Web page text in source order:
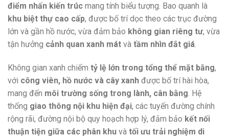
điểm nhấn kiến trúc mang tính biểu tượng. Bao quanh là
khu biệt thự cao cấp, được bố trí dọc theo các trục đường
lớn và gần hồ nước, vừa đảm bảo không gian riêng tư, vừa
tận hưởng cảnh quan xanh mát và tầm nhìn đắt giá.
Không gian xanh chiếm tỷ lệ lớn trong tổng thể mặt bằng,
với công viên, hồ nước và cây xanh được bố trí hài hòa,
mang đến môi trường sống trong lành, cân bằng. Hệ
thống giao thông nội khu hiện đại, các tuyến đường chính
rộng rãi, đường nội bộ quy hoạch hợp lý, đảm bảo kết nối
thuận tiện giữa các phân khu và tối ưu trải nghiệm di